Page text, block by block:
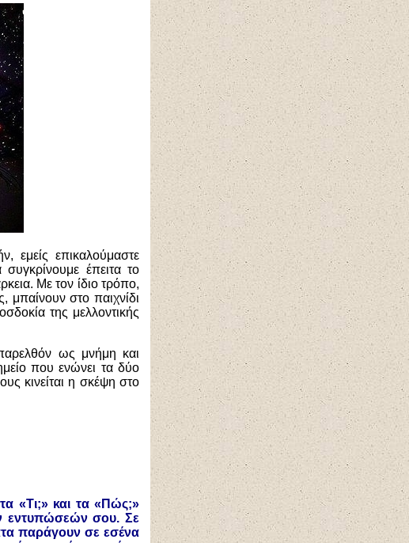
εμείς επικαλούμαστε
έπειτα το
Με τον ίδιο τρόπο,
μπαίνουν στο παιχνίδι
της μελλοντικής
ως μνήμη και
που ενώνει τα δύο
κινείται η σκέψη στο
«Τι;» και τα «Πώς;»
εντυπώσεών σου. Σε
παράγουν σε εσένα